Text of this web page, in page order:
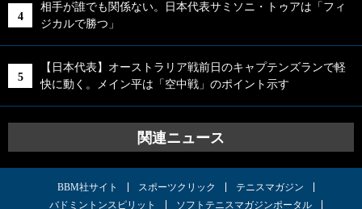
相手が誰でも関係ない。日本代表サミソニ・トゥアは「フィ
ジカルで勝つ」
【日本代表】オーストラリア戦前日のキャプテンズランで軽
快に動く。メイン平は「空中戦」のポイント示す
関連ニュース
BBM社サイト スポーツクリック
テニスマガジン
バドミントンスピリット
ソフトテニスマガジンポータル